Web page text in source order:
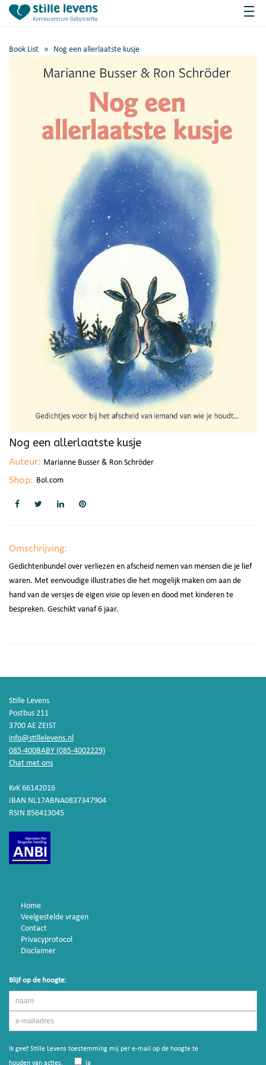
Book List » Nog een allerlaatste kusje
Nog een allerlaatste kusje
Auteur: Marianne Busser & Ron Schröder
Shop: Bol.com
Omschrijving:
Gedichtenbundel over verliezen en afscheid nemen van mensen die je lief
waren. Met eenvoudige illustraties die het mogelijk maken om aan de
hand van de versjes de eigen visie op leven en dood met kinderen te
bespreken. Geschikt vanaf 6 jaar.
Stille Levens
Postbus 211
3700 AE ZEIST
info@stillelevens.nl
085-400BABY (085-4002229)
Chat met ons
KvK 66142016
IBAN NL17ABNA0837347904
RSIN 856413045
Home
Veelgestelde vragen
Contact
Privacyprotocol
Disclaimer
Blijf op de hoogte:
Ik geef Stille Levens toestemming mij per e-mail op de hoogte te
houden van acties.
ja